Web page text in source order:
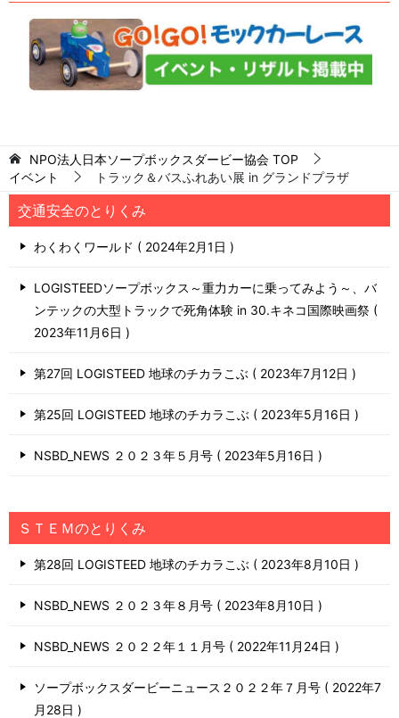
NPO法人日本ソープボックスダービー協会 TOP
イベント
トラック＆バスふれあい展 in グランドプラザ
交通安全のとりくみ
わくわくワールド 2024年2月1日
LOGISTEEDソープボックス～重力カーに乗ってみよう～、バ
ンテックの大型トラックで死角体験 in 30.キネコ国際映画祭
2023年11月6日
第27回 LOGISTEED 地球のチカラこぶ 2023年7月12日
第25回 LOGISTEED 地球のチカラこぶ 2023年5月16日
NSBD_NEWS ２０２３年５月号 2023年5月16日
ＳＴＥＭのとりくみ
第28回 LOGISTEED 地球のチカラこぶ 2023年8月10日
NSBD_NEWS ２０２３年８月号 2023年8月10日
NSBD_NEWS ２０２２年１１月号 2022年11月24日
ソープボックスダービーニュース２０２２年７月号
2022年7
月28日